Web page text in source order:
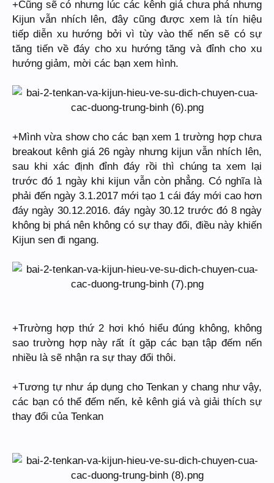
+Cũng sẽ có nhưng lúc các kênh giá chưa phá nhưng
Kijun vẫn nhích lên, đây cũng được xem là tín hiệu
tiếp diễn xu hướng bởi vì tùy vào thế nến sẽ có sự
tăng tiến về đáy cho xu hướng tăng và đỉnh cho xu
hướng giảm, mời các bạn xem hình.
+Mình vừa show cho các bạn xem 1 trường hợp chưa
breakout kênh giá 26 ngày nhưng kijun vẫn nhích lên,
sau khi xác định đỉnh đáy rồi thì chúng ta xem lại
trước đó 1 ngày khi kijun vẫn còn phẳng. Có nghĩa là
phải đến ngày 3.1.2017 mới tạo 1 cái đáy mới cao hơn
đáy ngày 30.12.2016. đáy ngày 30.12 trước đó 8 ngày
không bị phá nên không có sự thay đổi, điều này khiến
Kijun sen đi ngang.
+Trường hợp thứ 2 hơi khó hiểu đúng không, không
sao trường hợp này rất ít gặp các bạn tập đếm nến
nhiều là sẽ nhận ra sự thay đổi thôi.
+Tương tự như áp dụng cho Tenkan y chang như vậy,
các bạn có thể đếm nến, kẻ kênh giá và giải thích sự
thay đổi của Tenkan